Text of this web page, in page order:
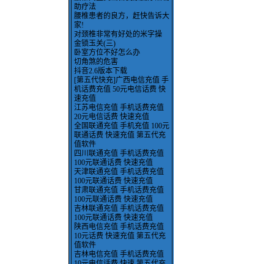
助疗法
腰椎患者的良方，赶快告诉大
家!
对颈椎非常有好处的米字操
金锁玉关(三)
卧室方位不好怎么办
切角煞的危害
抖音2.6版本下载
[第五代快充]广西电信充值 手
机话费充值 50元电信话费 快
速充值
江苏电信充值 手机话费充值
20元电信话费 快速充值
全国联通充值 手机充值 100元
联通话费 快速充值 第五代充
值软件
四川联通充值 手机话费充值
100元联通话费 快速充值
天津联通充值 手机话费充值
100元联通话费 快速充值
甘肃联通充值 手机话费充值
100元联通话费 快速充值
吉林联通充值 手机话费充值
100元联通话费 快速充值
陕西电信充值 手机话费充值
10元话费 快速充值 第五代充
值软件
吉林电信充值 手机话费充值